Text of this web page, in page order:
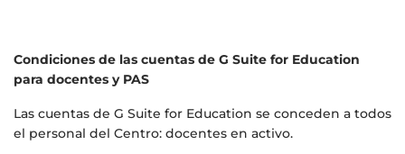
Condiciones de las cuentas de G Suite for Education
para docentes y PAS
Las cuentas de G Suite for Education se conceden a todos
el personal del Centro: docentes en activo.